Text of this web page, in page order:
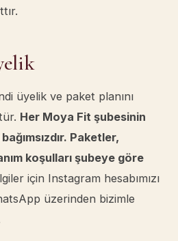
üyelik ve paket planını
Her Moya Fit şubesinin
Paketler,
koşulları şubeye göre
için Instagram hesabımızı
üzerinden bizimle